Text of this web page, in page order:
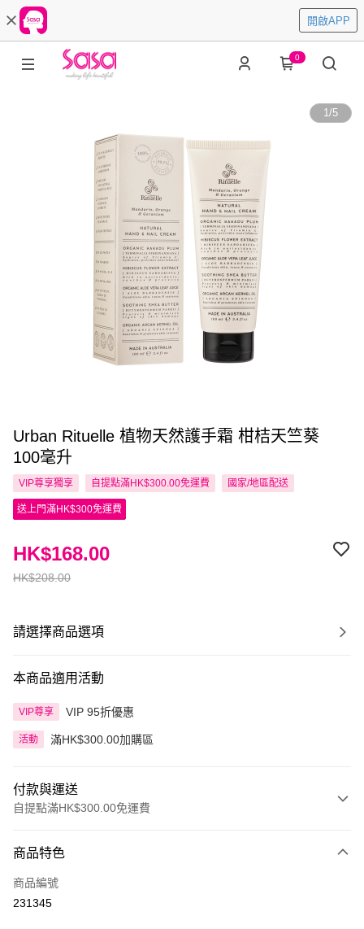
開啟APP
0
1/5
Urban Rituelle 植物天然護手霜 柑桔天竺葵
100毫升
VIP尊享獨享 自提點滿HK$300.00免運費 國家/地區配送
送上門滿HK$300免運費
HK$208.00
HK$168.00
請選擇商品選項
本商品適用活動
VIP尊享 VIP 95折優惠
活動 滿HK$300.00加購區
付款與運送
自提點滿HK$300.00免運費
信用卡
Apple Pay
商品特色
商品編號
231345